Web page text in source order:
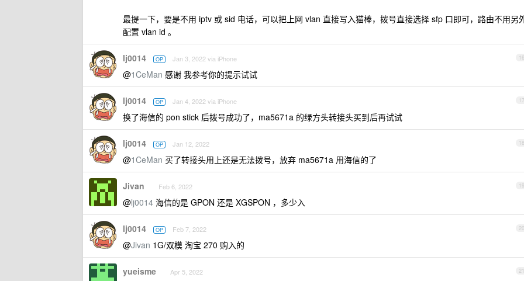
最提一下，要是不用 iptv 或 sid 电话，可以把上网 vlan 直接写入猫棒，拨号直接选择 sfp 口即可，路由不用另
配置 vlan id 。
16
lj0014 OP Jan 3, 2022 via iPhone
@1CeMan 感谢 我参考你的提示试试
17
lj0014 OP Jan 4, 2022 via iPhone
换了海信的 pon stick 后拨号成功了，ma5671a 的绿方头转接头买到后再试试
18
lj0014 OP Jan 12, 2022
@1CeMan 买了转接头用上还是无法拨号，放弃 ma5671a 用海信的了
19
Jivan Feb 6, 2022
@lj0014 海信的是 GPON 还是 XGSPON ，多少入
20
lj0014 OP Feb 7, 2022
@Jivan 1G/双模 淘宝 270 购入的
21
yueisme Apr 5, 2022